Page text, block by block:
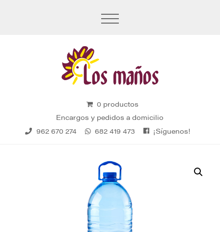
0 productos
Encargos y pedidos a domicilio
962 670 274
682 419 473 ¡Síguenos!